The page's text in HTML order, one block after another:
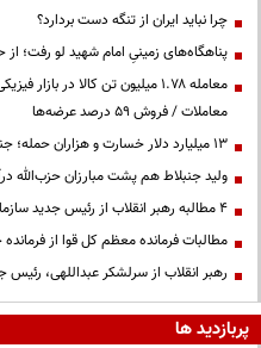
چرا نباید ایران از تنگه دست بردارد؟
پناهگاه‌های زمینیِ امام شهید لو رفت؛
معامله ۱.۷۸ میلیون تن کالا در
معاملات / فروش ۵۹ درصد عرضه‌ها
۱۳ میلیارد دلار خسارت و هزاران حمله؛ جنگ با ایران به شکست بزرگ ترامپ تبدیل شد
ولید جنبلاط هم پشت مبارزان حزب‌الله
۴ مطالبه رهبر انقلاب از رئیس جدید سازمان بسیج
مطالبات فرمانده معظم کل قوا از
رهبر انقلاب از سرلشکر عبداللهی،
پربازدید ها